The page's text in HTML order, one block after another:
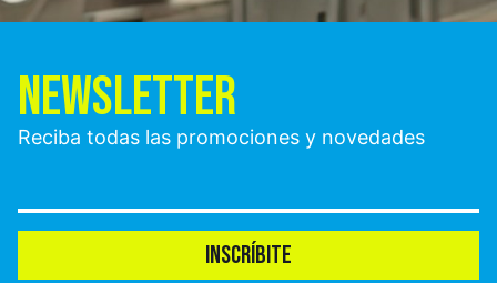
NEWSLETTER
Reciba todas las promociones y novedades
INSCRÍBITE